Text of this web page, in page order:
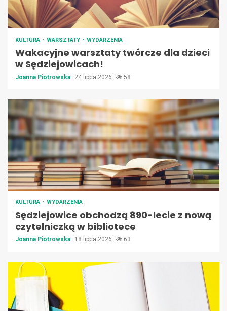
KULTURA WARSZTATY WYDARZENIA
Wakacyjne warsztaty twórcze dla dzieci
w Sędziejowicach!
Joanna Piotrowska 24 lipca 2026 58
KULTURA WYDARZENIA
Sędziejowice obchodzą 890-lecie z nową
czytelniczką w bibliotece
Joanna Piotrowska 18 lipca 2026 63